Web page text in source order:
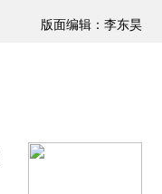
版面编辑：李东昊